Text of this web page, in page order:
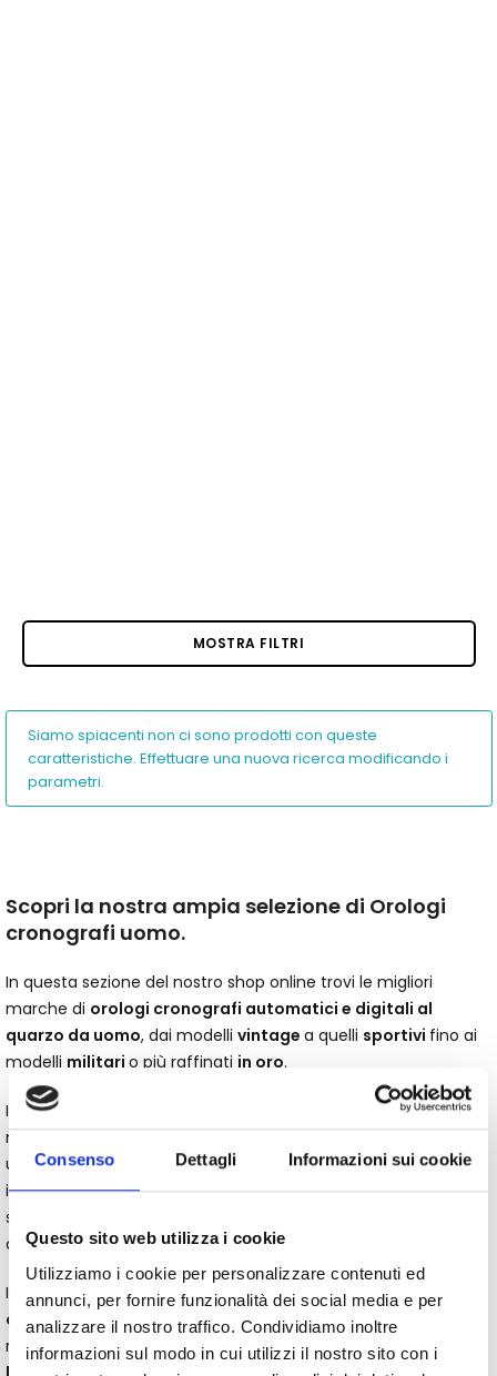
Consenso Dettagli Informazioni sui cookie
Questo sito web utilizza i cookie
Utilizziamo i cookie per personalizzare contenuti ed
annunci, per fornire funzionalità dei social media e per
analizzare il nostro traffico. Condividiamo inoltre
informazioni sul modo in cui utilizzi il nostro sito con i
MOSTRA FILTRI
Siamo spiacenti non ci sono prodotti con queste
caratteristiche. Effettuare una nuova ricerca modificando i
parametri.
Scopri la nostra ampia selezione di Orologi
cronografi uomo.
In questa sezione del nostro shop online trovi le migliori
marche di orologi cronografi automatici e digitali al
quarzo da uomo, dai modelli vintage a quelli sportivi fino ai
modelli militari o più raffinati in oro.
I cronografi automatici e digitali
, sono orologi in grado di
misurare il tempo con precisione, vengono infatti spesso
utilizzati anche per la misurazione della velocità. Sono oggetti
iconici funzionali e alla moda, sportivi ed eleganti al tempo
stesso, per questo il cronografo è l’orologio più apprezzato
dagli appassionati del settore.
Il
materiale più utilizzato per la realizzazione dei
cronografi, sia automatici che digitali, èl’acciaio
resistente e versatile che si presta a lavorazioni in acciaio